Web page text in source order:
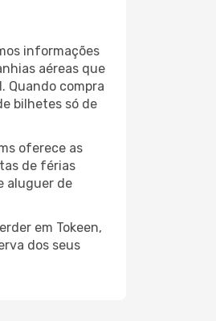
informações
aéreas que
Quando compra
bilhetes só de
oferece as
de férias
aluguer de
em Tokeen,
dos seus